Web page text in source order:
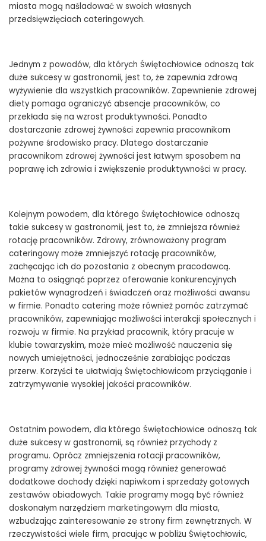
miasta mogą naśladować w swoich własnych
przedsięwzięciach cateringowych.
Jednym z powodów, dla których Świętochłowice odnoszą tak
duże sukcesy w gastronomii, jest to, że zapewnia zdrową
wyżywienie dla wszystkich pracowników. Zapewnienie zdrowej
diety pomaga ograniczyć absencje pracowników, co
przekłada się na wzrost produktywności. Ponadto
dostarczanie zdrowej żywności zapewnia pracownikom
pożywne środowisko pracy. Dlatego dostarczanie
pracownikom zdrowej żywności jest łatwym sposobem na
poprawę ich zdrowia i zwiększenie produktywności w pracy.
Kolejnym powodem, dla którego Świętochłowice odnoszą
takie sukcesy w gastronomii, jest to, że zmniejsza również
rotację pracowników. Zdrowy, zrównoważony program
cateringowy może zmniejszyć rotację pracowników,
zachęcając ich do pozostania z obecnym pracodawcą.
Można to osiągnąć poprzez oferowanie konkurencyjnych
pakietów wynagrodzeń i świadczeń oraz możliwości awansu
w firmie. Ponadto catering może również pomóc zatrzymać
pracowników, zapewniając możliwości interakcji społecznych i
rozwoju w firmie. Na przykład pracownik, który pracuje w
klubie towarzyskim, może mieć możliwość nauczenia się
nowych umiejętności, jednocześnie zarabiając podczas
przerw. Korzyści te ułatwiają Świętochłowicom przyciąganie i
zatrzymywanie wysokiej jakości pracowników.
Ostatnim powodem, dla którego Świętochłowice odnoszą tak
duże sukcesy w gastronomii, są również przychody z
programu. Oprócz zmniejszenia rotacji pracowników,
programy zdrowej żywności mogą również generować
dodatkowe dochody dzięki napiwkom i sprzedaży gotowych
zestawów obiadowych. Takie programy mogą być również
doskonałym narzędziem marketingowym dla miasta,
wzbudzając zainteresowanie ze strony firm zewnętrznych. W
rzeczywistości wiele firm, pracując w pobliżu Świętochłowic,